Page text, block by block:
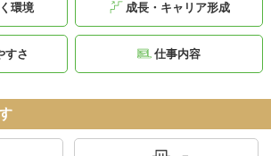
環境 成長・キャリア形成
すさ 仕事内容